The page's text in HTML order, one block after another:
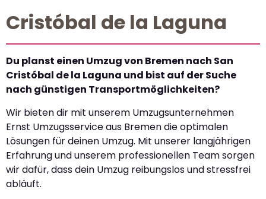
Cristóbal de la Laguna
Du planst einen Umzug von Bremen nach San
Cristóbal de la Laguna und bist auf der Suche
nach günstigen Transportmöglichkeiten?
Wir bieten dir mit unserem Umzugsunternehmen
Ernst Umzugsservice aus Bremen die optimalen
Lösungen für deinen Umzug. Mit unserer langjährigen
Erfahrung und unserem professionellen Team sorgen
wir dafür, dass dein Umzug reibungslos und stressfrei
abläuft.